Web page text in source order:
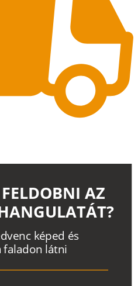
dvenc képed és
faladon látni
AZ